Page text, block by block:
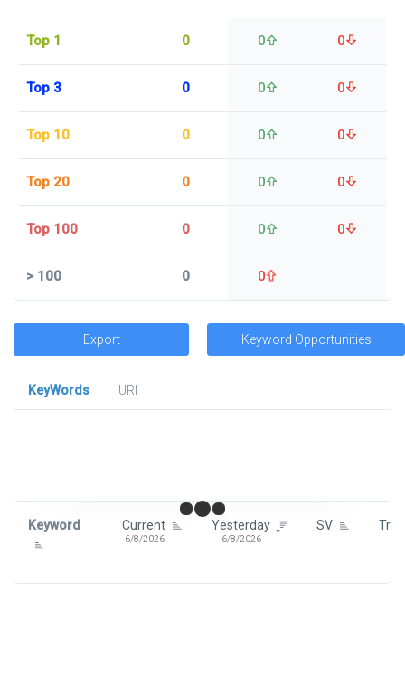
Top 1 0 0 0
Top 3 0 0 0
Top 10 0 0 0
Top 20 0 0 0
Top 100 0 0 0
>100 0 0
Export Keyword Opportunities
KeyWords
URl
Keyword Current
6/8/2026
Yesterday
6/8/2026
SV